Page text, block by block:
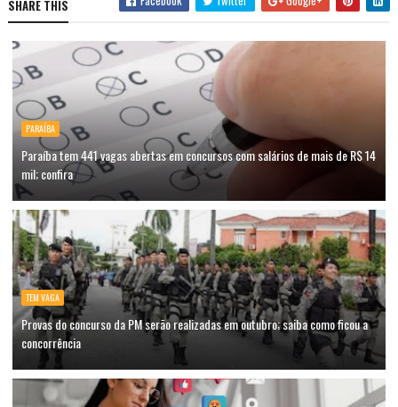
SHARE THIS
PARAÍBA
Paraíba tem 441 vagas abertas em concursos com salários de mais de R$ 14
mil; confira
TEM VAGA
Provas do concurso da PM serão realizadas em outubro; saiba como ficou a
concorrência